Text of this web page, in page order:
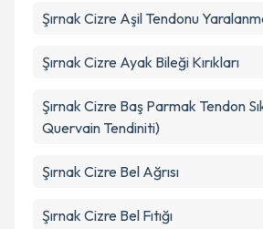
Şırnak Cizre Aşil Tendonu
Şırnak Cizre Ayak Bileği Kırıkları
Şırnak Cizre Baş Parmak Tendon
Quervain Tendiniti)
Şırnak Cizre Bel Ağrısı
Şırnak Cizre Bel Fıtığı